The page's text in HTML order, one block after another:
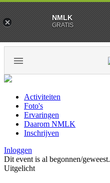
Activiteiten
Foto's
Ervaringen
Daarom NMLK
Inschrijven
Inloggen
Dit event is al begonnen/geweest.
Uitgelicht
NMLK
GRATIS